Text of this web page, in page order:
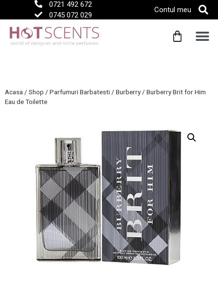
0721 492 672
0745 072 029
Contul meu
Acasa / Shop / Parfumuri Barbatesti / Burberry / Burberry Brit for Him
Eau de Toilette